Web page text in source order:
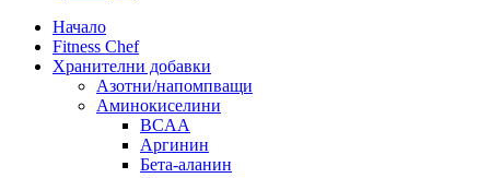
Начало
Fitness Chef
Хранителни добавки
Азотни/напомпващи
Аминокиселини
BCAA
Аргинин
Бета-аланин